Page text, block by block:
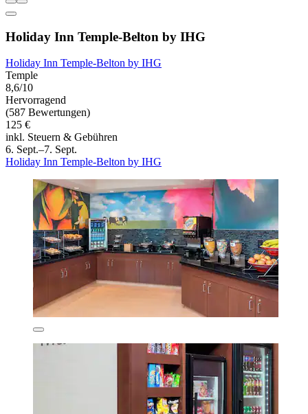
Holiday Inn Temple-Belton by IHG
Holiday Inn Temple-Belton by IHG
Temple
8,6/10
Hervorragend
(587 Bewertungen)
125 €
inkl. Steuern & Gebühren
6. Sept.–7. Sept.
Holiday Inn Temple-Belton by IHG